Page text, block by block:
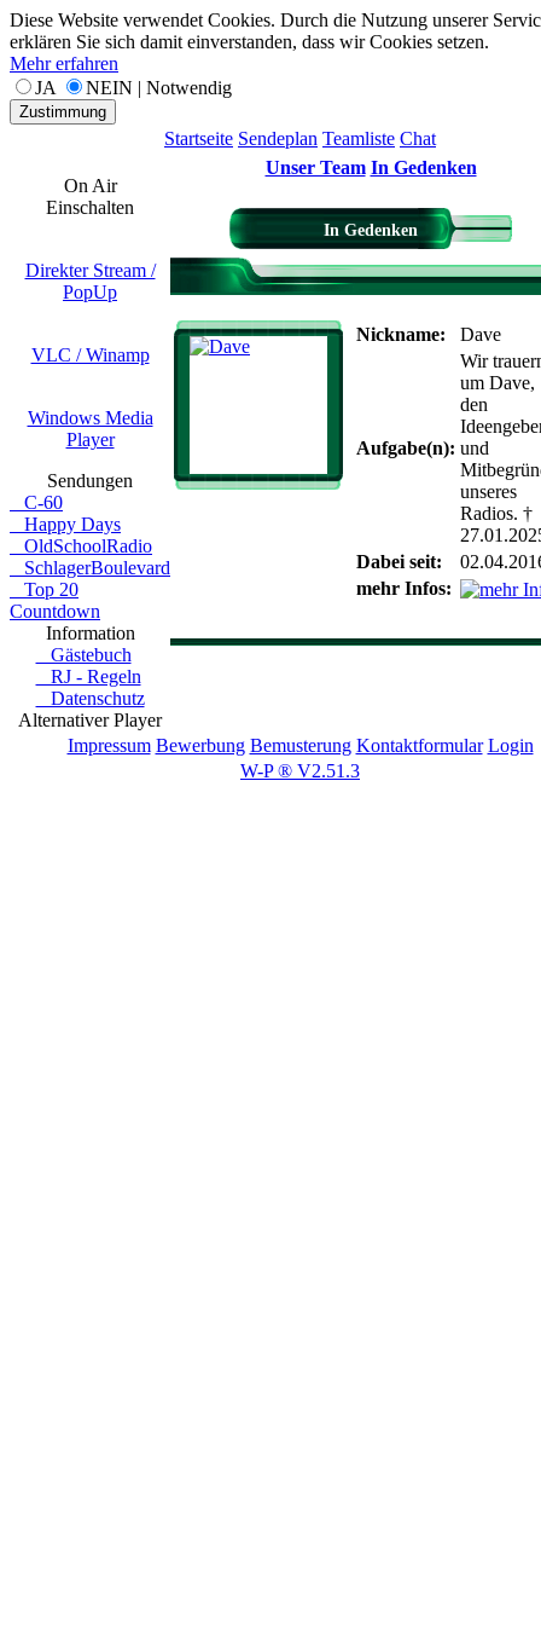
Diese Website verwendet Cookies. Durch die Nutzung unserer
erklären Sie sich damit einverstanden, dass wir Cookies setzen.
Mehr erfahren
JA
NEIN | Notwendig
Zustimmung
Startseite Sendeplan Teamliste Chat
On Air
Einschalten
Direkter Stream /
PopUp
VLC / Winamp
Windows Media
Player
Sendungen
C-60
Happy Days
OldSchoolRadio
SchlagerBoulevard
Top 20
Countdown
Information
Gästebuch
RJ - Regeln
Datenschutz
Alternativer Player
Unser Team In Gedenken
In Gedenken
Nickname: Dave
Aufgabe(n):
Wir
um Dave,
den
und
unseres
Radios. †
Dabei seit:
mehr Infos:
Impressum Bewerbung Bemusterung Kontaktformular Login
W-P ® V2.51.3